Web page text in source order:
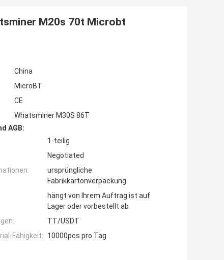
M20s 70t Microbt
China
MicroBT
CE
Whatsminer M30S 86T
AGB:
1-teilig
Negotiated
ursprüngliche
Fabrikkartonverpackung
hängt von Ihrem Auftrag ist auf
Lager oder vorbestellt ab
TT/USDT
Fähigkeit:
10000pcs pro Tag